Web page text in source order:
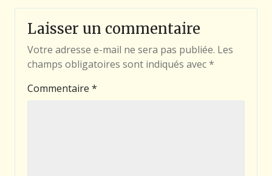
Laisser un commentaire
Votre adresse e-mail ne sera pas publiée. Les
champs obligatoires sont indiqués avec*
Commentaire *